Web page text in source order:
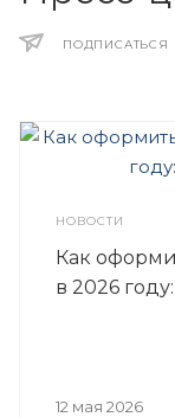
ПОДПИСАТЬСЯ
НОВОСТИ
Как
в 2026
12 мая 2026